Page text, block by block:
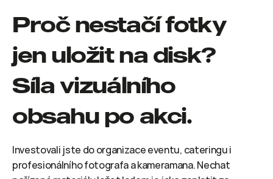
Proč nestačí fotky
jen uložit na disk?
Síla vizuálního
obsahu po akci.
Investovali jste do organizace eventu, cateringu i
profesionálního fotografa a kameramana. Nechat